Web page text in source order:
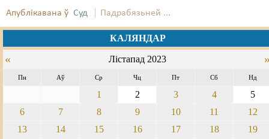
Апублікавана ў Суд Падрабязьней ...
КАЛЯНДАР
« Лістапад 2023
Пн Аў Ср Чц Пт Сб Нд
1 2 3 4
5
6
7 8 9 10 11
12
13
14 15 16 17 18
19